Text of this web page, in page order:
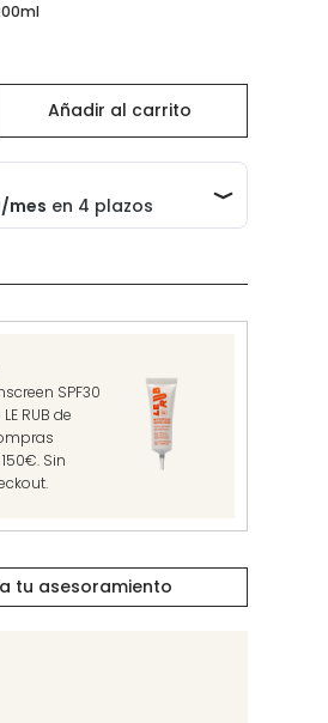
Añadir al carrito
SPF30
RUB de
Sin
tu asesoramiento